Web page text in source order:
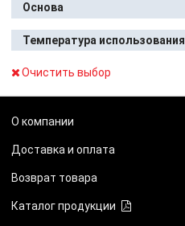
Основа
Температура использования
Очистить выбор
О компании
Доставка и оплата
Возврат товара
Каталог продукции